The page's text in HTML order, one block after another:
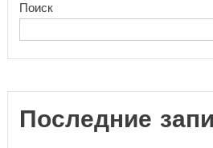
Поиск
Последние